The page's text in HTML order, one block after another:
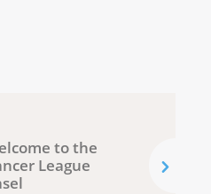
to the
League